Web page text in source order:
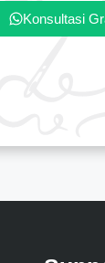
Konsultasi